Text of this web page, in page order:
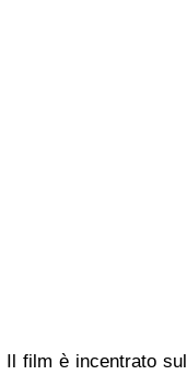
Il film è incentrato